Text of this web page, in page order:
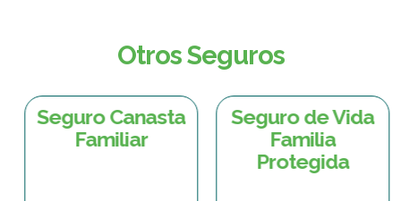
Otros Seguros
Seguro Canasta
Familiar
Seguro de Vida
Familia
Protegida